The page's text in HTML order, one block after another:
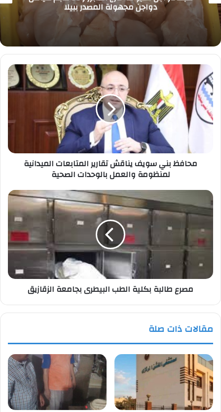
دواجن مجهولة المصدر ببيلا
محافظ
بني
سويف
يناقش
تقارير
المتابعات
والعمل
بالوحداتمحافظ بني سويف يناقش تقارير المتابعات الميدانية
لمنظومة والعمل بالوحدات الصحية
مصرع
طالبة
بكلية
بجامعة
مصرع طالبة بكلية الطب البيطرى بجامعة الزقازيق
مقالات ذات صلة